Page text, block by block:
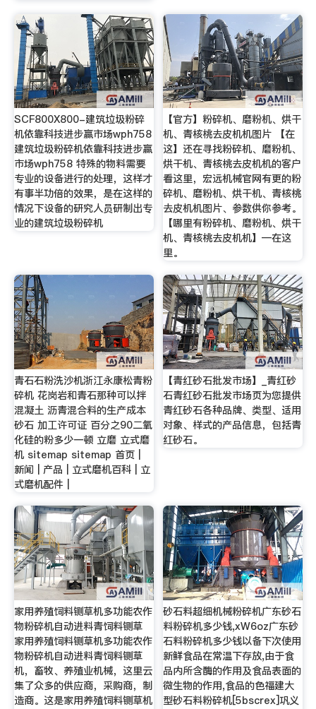
SCF800X800-建筑垃圾粉碎
机依靠科技进步赢市场wph758
建筑垃圾粉碎机依靠科技进步赢
市场wph758 特殊的物料需要
专业的设备进行的处理，这样才
有事半功倍的效果，是在这样的
情况下设备的研究人员研制出专
业的建筑垃圾粉碎机
【官方】粉碎机、磨粉机、烘干
机、青核桃去皮机机图片 【在
这】还在寻找粉碎机、磨粉机、
烘干机、青核桃去皮机机的客户
看这里，宏远机械官网有更的粉
碎机、磨粉机、烘干机、青核桃
去皮机机图片、参数供你参考。
【哪里有粉碎机、磨粉机、烘干
机、青核桃去皮机机】—在这
里。
青石石粉洗沙机浙江永康松青粉
碎机 花岗岩和青石那种可以拌
混凝土 沥青混合料的生产成本
砂石 加工许可证 百分之90二氧
化硅的粉多少一顿 立磨 立式磨
机 sitemap sitemap 首页 |
新闻 | 产品 | 立式磨机百科 | 立
式磨机配件 |
【青红砂石批发市场】_青红砂
石青红砂石批发市场页为您提供
青红砂石各种品牌、类型、适用
对象、样式的产品信息，包括青
红砂石。
家用养殖饲料铡草机多功能农作
物粉碎机自动进料青饲料铡草
家用养殖饲料铡草机多功能农作
物粉碎机自动进料青饲料铡草
机，畜牧、养殖业机械，这里云
集了众多的供应商，采购商，制
造商。这是家用养殖饲料铡草机
砂石料超细机械粉碎机广东砂石
料粉碎机多少钱,xW6oz广东砂
石料粉碎机多少钱以备下次使用
新鲜食品在常温下存放,由于食
品内所含酶的作用及食品表面的
微生物的作用,食品的色福建大
型砂石料粉碎机[5bscrex]巩义